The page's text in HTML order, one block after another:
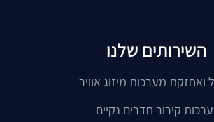
השירותים שלנו
ואחזקת מערכות מיזוג אוויר
קירור חדרים נקיים